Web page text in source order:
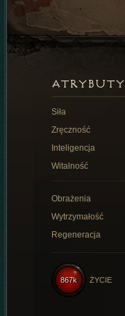
ATRYBUTY
Siła
Zręczność
Inteligencja
Witalność
Obrażenia
Wytrzymałość
Regeneracja
867k ŻYCIE